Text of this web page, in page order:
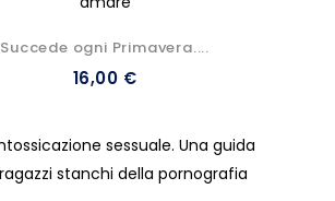
Succede ogni Primavera....
16,00 €